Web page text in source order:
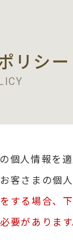
リシー
個人情報を
さまの個
する場合、
要がありま